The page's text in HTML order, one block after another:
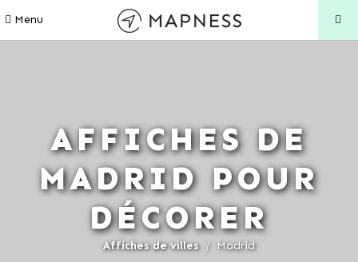
Menu
AFFICHES DE
MADRID POUR
DÉCORER
Affiches de villes Madrid